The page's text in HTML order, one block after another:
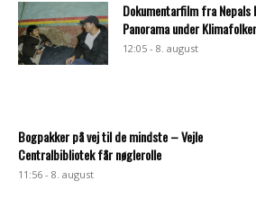
Dokumentarfilm fra
Panorama under
12:05 - 8. august
Bogpakker på vej til de mindste – Vejle
Centralbibliotek får nøglerolle
11:56 - 8. august